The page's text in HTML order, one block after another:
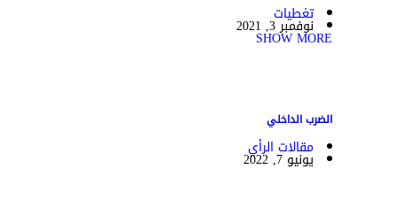
تغطيات
نوفمبر 3, 2021
SHOW MORE
الضرب الداخلي
مقالات الرأي
يونيو 7, 2022